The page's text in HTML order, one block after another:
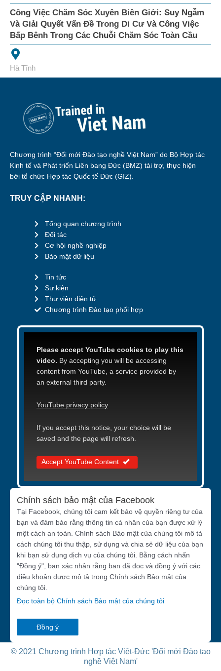
Công Việc Chăm Sóc Xuyên Biên Giới: Suy Ngẫm
Và Giải Quyết Vấn Đề Trong Di Cư Và Công Việc
Bấp Bênh Trong Các Chuỗi Chăm Sóc Toàn Cầu
Hà Tĩnh
Chương trình “Đổi mới Đào tạo nghề Việt Nam” do Bộ Hợp tác
Kinh tế và Phát triển Liên bang Đức (BMZ) tài trợ, thực hiện
bởi tổ chức Hợp tác Quốc tế Đức (GIZ).
TRUY CẬP NHANH:
Tổng quan chương trình
Đối tác
Cơ hội nghề nghiệp
Bảo mật dữ liệu
Tin tức
Sự kiện
Thư viện điện tử
Chương trình Đào tạo phối hợp
Please accept YouTube cookies to play this
video. By accepting you will be accessing
content from YouTube, a service provided by
an external third party.
YouTube privacy policy
If you accept this notice, your choice will be
saved and the page will refresh.
Accept YouTube Content
Chính sách bảo mật của Facebook
Tại Facebook, chúng tôi cam kết bảo vệ quyền riêng tư của
bạn và đảm bảo rằng thông tin cá nhân của bạn được xử lý
một cách an toàn. Chính sách Bảo mật của chúng tôi mô tả
cách chúng tôi thu thập, sử dụng và chia sẻ dữ liệu của bạn
khi bạn sử dụng dịch vụ của chúng tôi. Bằng cách nhấn
"Đồng ý", bạn xác nhận rằng bạn đã đọc và đồng ý với các
điều khoản được mô tả trong Chính sách Bảo mật của
chúng tôi.
Đọc toàn bộ Chính sách Bảo mật của chúng tôi
Đồng ý
© 2021 Chương trình Hợp tác Việt-Đức 'Đổi mới Đào tạo
nghề Việt Nam'